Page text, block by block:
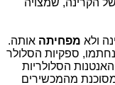
הקרינה, שמצויה
ולא מפחיתה אותה.
ספקיות הסלולר
מרשת האנטנות הסלולריות
מהמכשירים